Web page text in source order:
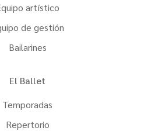
artístico
de gestión
Bailarines
El Ballet
Temporadas
Repertorio